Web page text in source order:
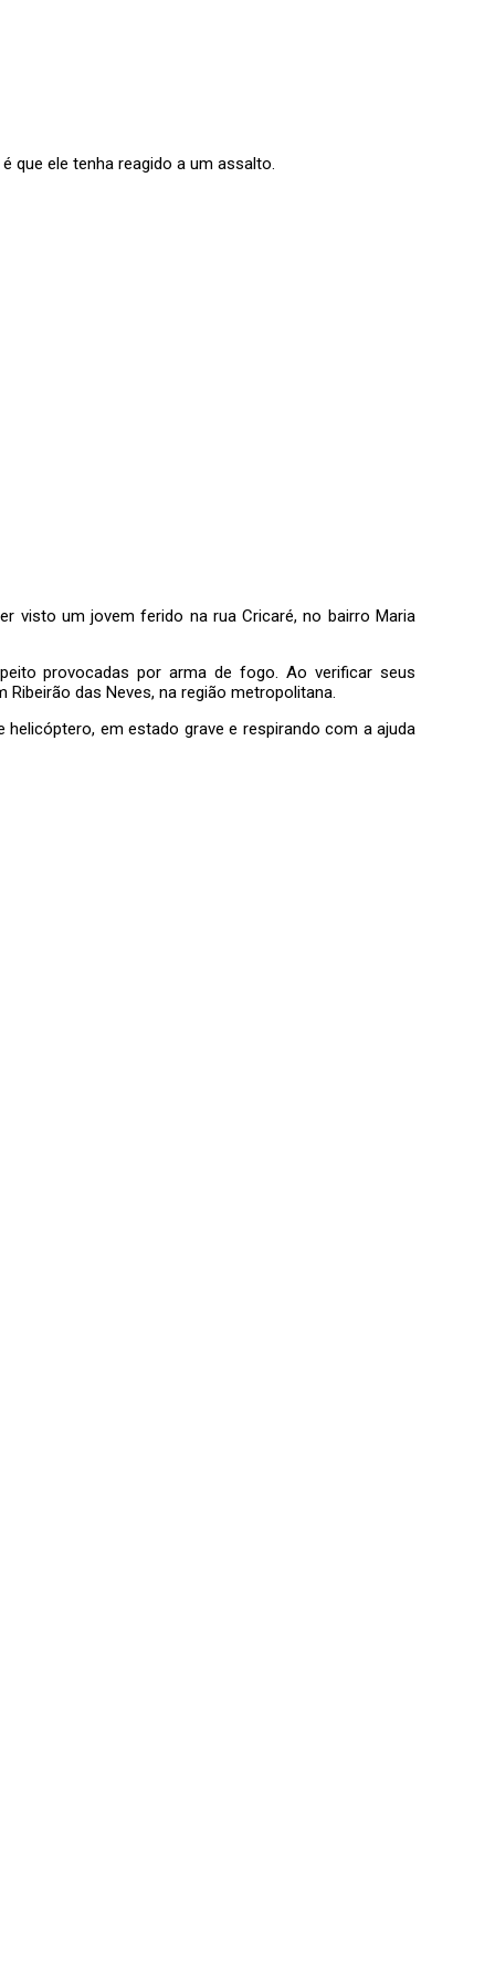
que ele tenha reagido a um assalto.
visto um jovem ferido na rua Cricaré, no bairro Maria
provocadas por arma de fogo. Ao verificar seus
das Neves, na região metropolitana.
em estado grave e respirando com a ajuda